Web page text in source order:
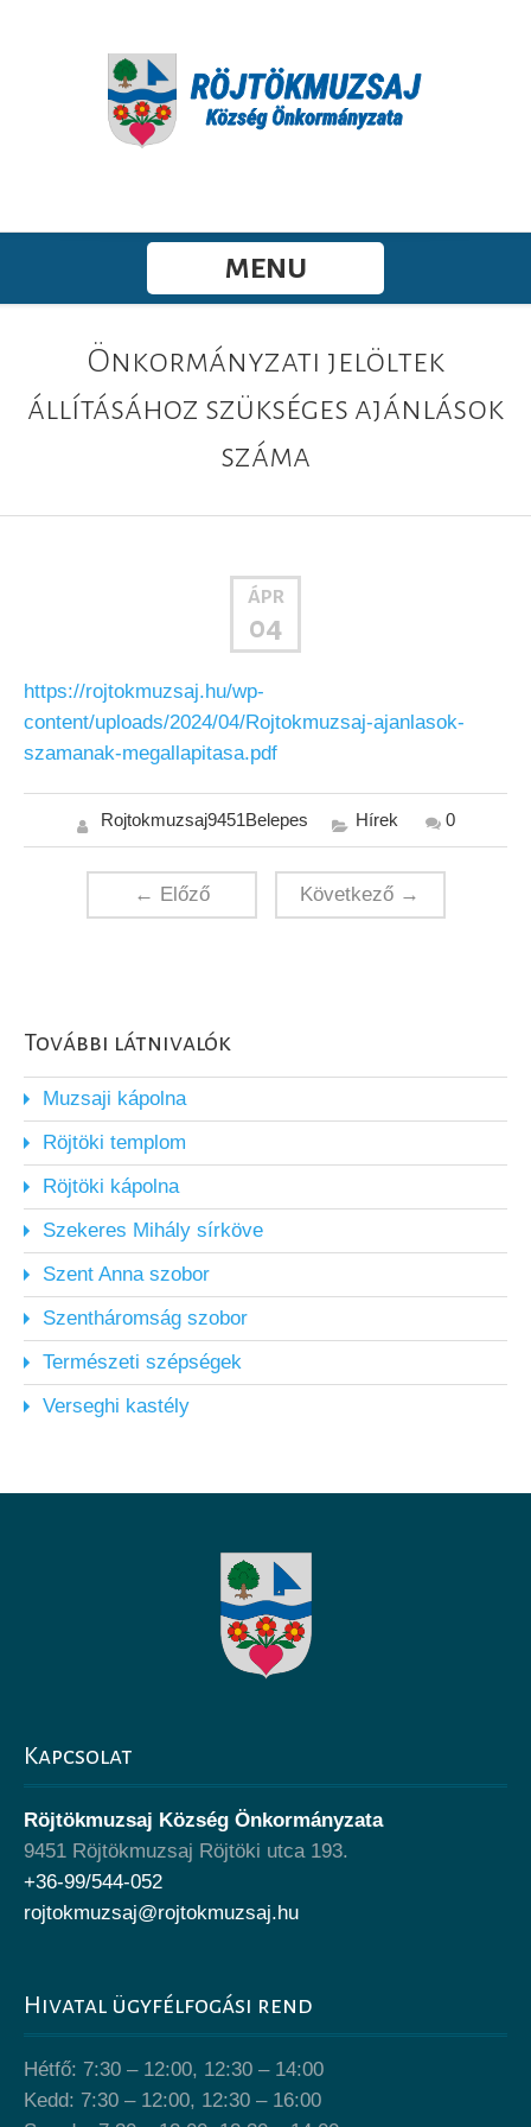
MENU
Önkormányzati jelöltek
állításához szükséges ajánlások
száma
ÁPR
04
https://rojtokmuzsaj.hu/wp-
content/uploads/2024/04/Rojtokmuzsaj-ajanlasok-
szamanak-megallapitasa.pdf
Rojtokmuzsaj9451Belepes Hírek 0
← Előző Következő →
További látnivalók
Muzsaji kápolna
Röjtöki templom
Röjtöki kápolna
Szekeres Mihály sírköve
Szent Anna szobor
Szentháromság szobor
Természeti szépségek
Verseghi kastély
Kapcsolat
Röjtökmuzsaj Község Önkormányzata
9451 Röjtökmuzsaj Röjtöki utca 193.
+36-99/544-052
rojtokmuzsaj@rojtokmuzsaj.hu
Hivatal ügyfélfogási rend
Hétfő: 7:30 – 12:00, 12:30 – 14:00
Kedd: 7:30 – 12:00, 12:30 – 16:00